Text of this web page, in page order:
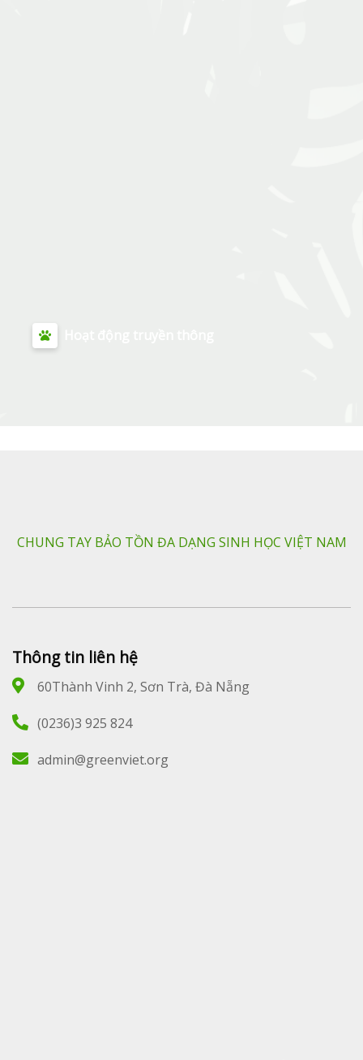
CHUNG TAY BẢO TỒN ĐA DẠNG SINH HỌC VIỆT NAM
Thông tin liên hệ
60Thành Vinh 2, Sơn Trà, Đà Nẵng
(0236)3 925 824
admin@greenviet.org